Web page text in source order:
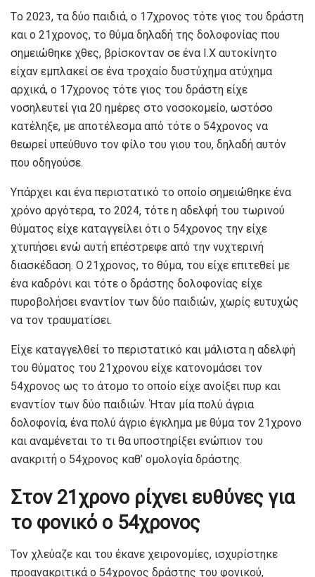
Tο 2023, τα δύο παιδιά, ο 17χρονος τότε γιος του δράστη
και ο 21χρονος, το θύμα δηλαδή της δολοφονίας που
σημειώθηκε χθες, βρίσκονταν σε ένα Ι.Χ αυτοκίνητο
είχαν εμπλακεί σε ένα τροχαίο δυστύχημα ατύχημα
αρχικά, ο 17χρονος τότε γιος του δράστη είχε
νοσηλευτεί για 20 ημέρες στο νοσοκομείο, ωστόσο
κατέληξε, με αποτέλεσμα από τότε ο 54χρονος να
θεωρεί υπεύθυνο τον φίλο του γιου του, δηλαδή αυτόν
που οδηγούσε.
Υπάρχει και ένα περιστατικό το οποίο σημειώθηκε ένα
χρόνο αργότερα, το 2024, τότε η αδελφή του τωρινού
θύματος είχε καταγγείλει ότι ο 54χρονος την είχε
χτυπήσει ενώ αυτή επέστρεφε από την νυχτερινή
διασκέδαση. Ο 21χρονος, το θύμα, του είχε επιτεθεί με
ένα καδρόνι και τότε ο δράστης δολοφονίας είχε
πυροβολήσει εναντίον των δύο παιδιών, χωρίς ευτυχώς
να τον τραυματίσει.
Είχε καταγγελθεί το περιστατικό και μάλιστα η αδελφή
του θύματος του 21χρονου είχε κατονομάσει τον
54χρονος ως το άτομο το οποίο είχε ανοίξει πυρ και
εναντίον των δύο παιδιών. Ήταν μία πολύ άγρια
δολοφονία, ένα πολύ άγριο έγκλημα με θύμα τον 21χρονο
και αναμένεται το τι θα υποστηρίξει ενώπιον του
ανακριτή ο 54χρονος καθ’ ομολογία δράστης.
Στον 21χρονο ρίχνει ευθύνες για
το φονικό ο 54χρονος
Τον χλεύαζε και του έκανε χειρονομίες, ισχυρίστηκε
προανακριτικά ο 54χρονος δράστης του φονικού,